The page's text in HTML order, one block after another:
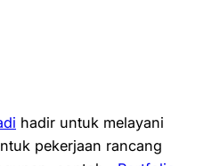
hadir untuk melayani
pekerjaan rancang